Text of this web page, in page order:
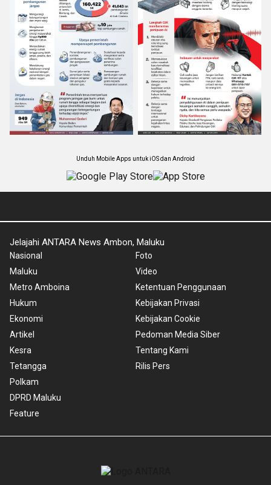
Unduh Mobile Apps untuk iOS dan Android
Jelajahi ANTARA News Ambon, Maluku
Nasional
Maluku
Metro Amboina
Hukum
Ekonomi
Artikel
Kesra
Tetangga
Polkam
DPRD Maluku
Feature
Foto
Video
Ketentuan Penggunaan
Kebijakan Privasi
Kebijakan Cookie
Pedoman Media Siber
Tentang Kami
Rilis Pers